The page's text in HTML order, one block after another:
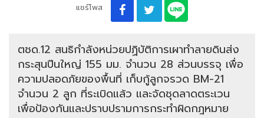
แชร์โพส
ตชด.12 สนธิกำลังหน่วยปฏิบัติการเผาทำลายดินส่ง
กระสุนปืนใหญ่ 155 มม. จำนวน 28 ส่วนบรรจุ เพื่อ
ความปลอดภัยของพื้นที่ เก็บกู้ลูกจรวด BM-21
จำนวน 2 ลูก ที่ระเบิดแล้ว และจัดชุดลาดตระเวน
เพื่อป้องกันและปราบปรามการกระทำผิดกฎหมาย